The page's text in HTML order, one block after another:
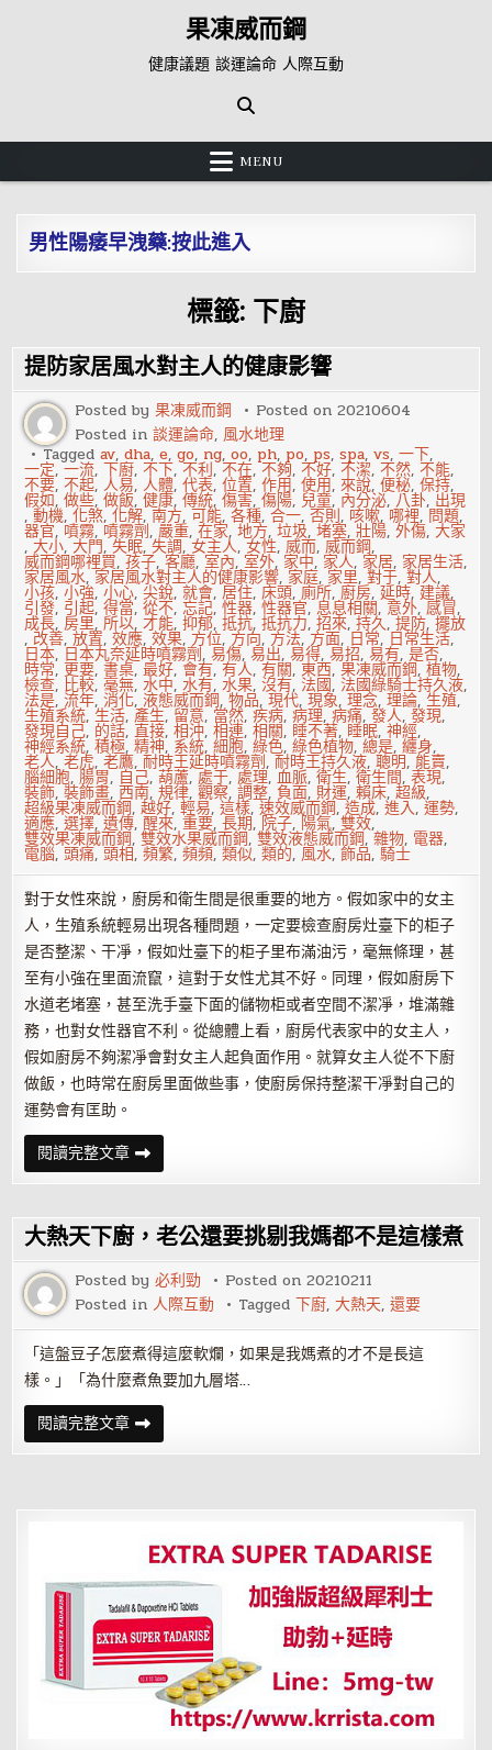
果凍威而鋼
健康議題 談運論命 人際互動
MENU
男性陽痿早洩藥:按此進入
標籤: 下廚
提防家居風水對主人的健康影響
Posted by果凍威而鋼 Posted on20210604
Posted in談運論命, 風水地理
Taggedav,dha,e,go, ng,oo, ph, po, ps,spa,vs,一下,
一定,一流,下廚,不下,不利,不在,不夠,不好,不潔,不然,不能,
不要,不起,人易,人體,代表,位置,作用,使用,來說,便秘,保持,
假如,做些,做飯,健康,傳統,傷害,傷陽, 兒童, 內分泌, 八卦, 出現
,動機,化煞,化解,南方,可能,各種,合一,否則, 咳嗽, 哪裡, 問題,
器官, 噴霧, 噴霧劑,嚴重,在家,地方,垃圾,堵塞,壯陽,外傷,大家
,大小,大門,失眠,失調,女主人,女性,威而,威而鋼,
威而鋼哪裡買,孩子,客廳,室內,室外, 家中, 家人, 家居, 家居生活,
家居風水, 家居風水對主人的健康影響, 家庭, 家里,對于,對人,
小孩,小強,小心,尖銳,就會,居住,床頭,廁所,廚房,延時, 建議,
引發, 引起,得當,從不,忘記,性器,性器官, 息息相關, 意外,感冒,
成長,房里,所以,才能,抑郁,抵抗,抵抗力,招來,持久,提防,擺放
, 改善,放置,效應,效果, 方位, 方向, 方法, 方面, 日常, 日常生活,
日本, 日本丸奈延時噴霧劑,易傷,易出,易得,易招,易有,是否,
時常, 更要,書桌,最好,會有,有人,有關,東西,果凍威而鋼,植物,
檢查, 比較,毫無,水中,水有,水果,沒有, 法國, 法國綠騎士持久液,
法是,流年,消化,液態威而鋼,物品,現代,現象,理念,理論,生殖,
生殖系統,生活,產生, 留意, 當然,疾病,病理,病痛,發人,發現,
發現自己, 的話,直接,相沖,相連,相關, 睡不著, 睡眠,神經,
神經系統,積極,精神, 系統,細胞,綠色,綠色植物,總是,纏身,
老人,老虎,老鷹,耐時王延時噴霧劑,耐時王持久液,聰明,能賣,
腦細胞,腸胃, 自己,葫蘆,處于,處理,血脈,衛生,衛生間,表現,
裝飾,裝飾畫,西南,規律,觀察,調整, 負面, 財運,賴床,超級,
超級果凍威而鋼,越好,輕易,這樣,速效威而鋼,造成,進入,運勢,
適應,選擇,遺傳,醒來,重要,長期, 院子, 陽氣,雙效,
雙效果凍威而鋼,雙效水果威而鋼,雙效液態威而鋼,雜物, 電器,
電腦,頭痛,頭相,頻繁,頻頻,類似,類的, 風水,飾品,騎士
對于女性來說，廚房和衛生間是很重要的地方。假如家中的女主
人，生殖系統輕易出現各種問題，一定要檢查廚房灶臺下的柜子
是否整潔、干凈，假如灶臺下的柜子里布滿油污，毫無條理，甚
至有小強在里面流竄，這對于女性尤其不好。同理，假如廚房下
水道老堵塞，甚至洗手臺下面的儲物柜或者空間不潔凈，堆滿雜
務，也對女性器官不利。從總體上看，廚房代表家中的女主人，
假如廚房不夠潔凈會對女主人起負面作用。就算女主人從不下廚
做飯，也時常在廚房里面做些事，使廚房保持整潔干凈對自己的
運勢會有匡助。
閱讀完整文章提
防
家
風
水
對
主
人
的
健
影
響
大熱天下廚，老公還要挑剔我媽都不是這樣煮
Posted by必利勁 Posted on20210211
Posted in人際互動 Tagged下廚,大熱天,還要
「這盤豆子怎麼煮得這麼軟爛，如果是我媽煮的才不是長這
樣。」「為什麼煮魚要加九層塔…
閱讀完整文章大
熱
天
公
挑
剔
我
媽
都
不
是
這
樣